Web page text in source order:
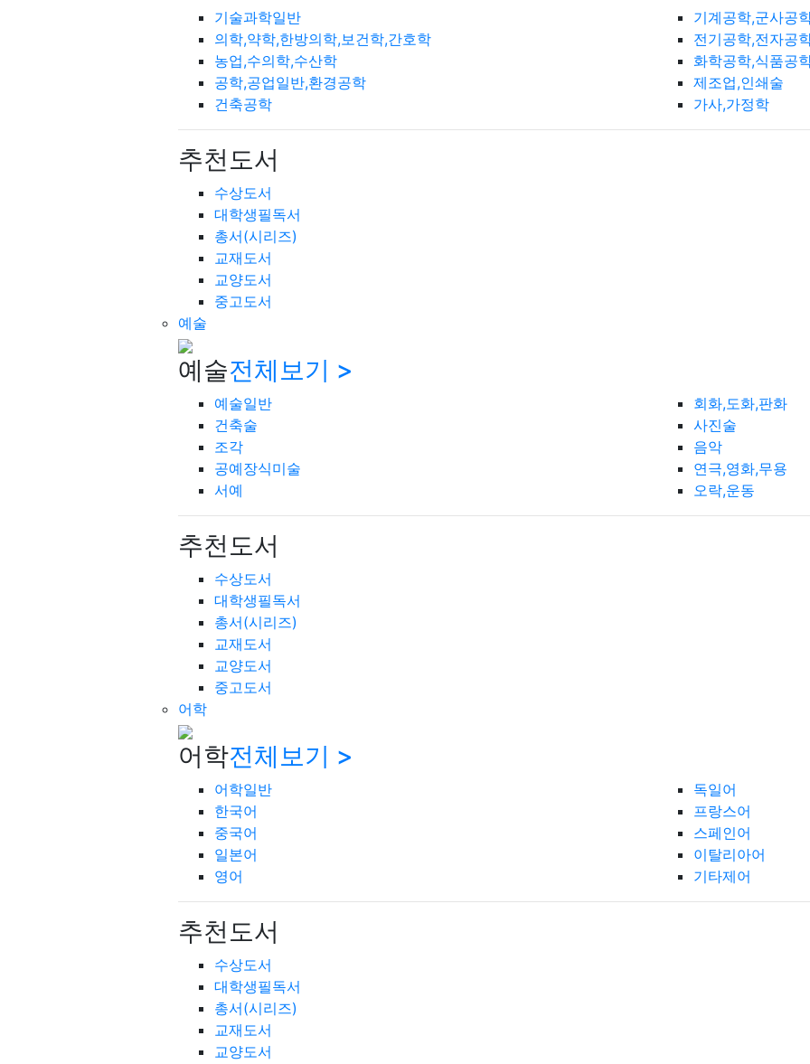
기술과학일반
의학,약학,한방의학,보건학,간호학
농업,수의학,수산학
공학,공업일반,환경공학
건축공학
기계공학,군사공
전기공학,전자공
화학공학,식품공
제조업,인쇄술
가사,가정학
추천도서
수상도서
대학생필독서
총서(시리즈)
교재도서
교양도서
중고도서
예술
예술전체보기 >
예술일반
건축술
조각
공예장식미술
서예
회화,도화,판화
사진술
음악
연극,영화,무용
오락,운동
추천도서
수상도서
대학생필독서
총서(시리즈)
교재도서
교양도서
중고도서
어학
어학전체보기 >
어학일반
한국어
중국어
일본어
영어
독일어
프랑스어
스페인어
이탈리아어
기타제어
추천도서
수상도서
대학생필독서
총서(시리즈)
교재도서
교양도서